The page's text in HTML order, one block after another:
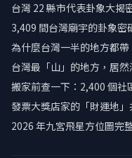
台灣 22 縣市代表卦象大揭
3,409 間台灣廟宇的卦象密
為什麼台灣一半的地方都帶
台灣最「山」的地方，居然
搬家前查一下：2,400 個社
發票大獎店家的「財運地
2026 年九宮飛星方位圖完